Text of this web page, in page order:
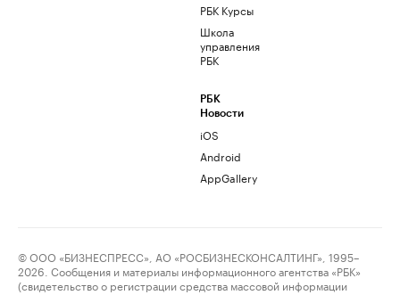
РБК Курсы
Школа
управления
РБК
РБК
Новости
iOS
Android
AppGallery
© ООО «БИЗНЕСПРЕСС», АО «РОСБИЗНЕСКОНСАЛТИНГ», 1995–
2026. Сообщения и материалы информационного агентства «РБК»
(свидетельство о регистрации средства массовой информации